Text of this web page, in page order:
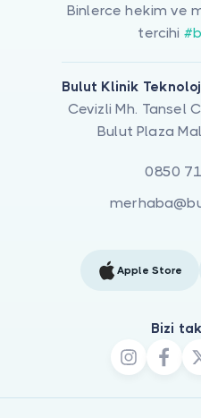
Binlerce hekim ve
tercihi
Bulut Klinik
Cevizli Mh. Tansel
Bulut Plaza
0850
Apple Store
Bizi